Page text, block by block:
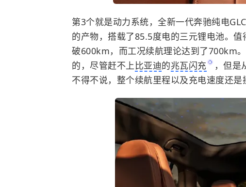
第3个就是动力系统，全新一代奔驰纯电
的产物，搭载了85.5度电的三元锂电池。
破600km，而工况续航理论达到了700km
的，尽管赶不上 比亚迪的兆瓦闪充
，但是
不得不说，整个续航里程以及充电速度还是